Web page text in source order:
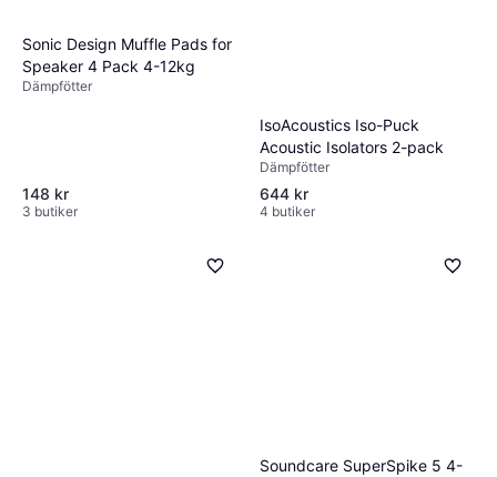
Sonic Design Muffle Pads for
Speaker 4 Pack 4-12kg
Dämpfötter
148 kr
3 butiker
IsoAcoustics Iso-Puck
Acoustic Isolators 2-pack
Dämpfötter
644 kr
4 butiker
Soundcare SuperSpike 5 4-